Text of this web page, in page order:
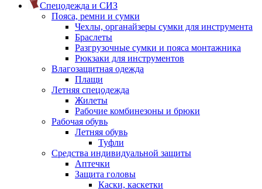
Спецодежда и СИЗ
Пояса, ремни и сумки
Чехлы, органайзеры сумки для инструмента
Браслеты
Разгрузочные сумки и пояса монтажника
Рюкзаки для инструментов
Влагозащитная одежда
Плащи
Летняя спецодежда
Жилеты
Рабочие комбинезоны и брюки
Рабочая обувь
Летняя обувь
Туфли
Средства индивидуальной защиты
Аптечки
Защита головы
Каски, каскетки